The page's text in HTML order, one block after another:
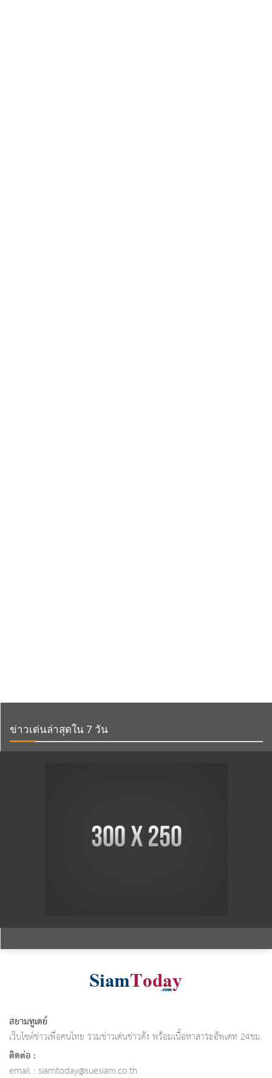
ข่าวเด่นล่าสุดใน 7 วัน
สยามทูเดย์
เว็บไซต์ข่าวเพื่อคนไทย รวมข่าวเด่นข่าวดัง พร้อมเนื้อหาสาระอัพเดท 24ชม.
ติดต่อ :
email : siamtoday@suesiam.co.th